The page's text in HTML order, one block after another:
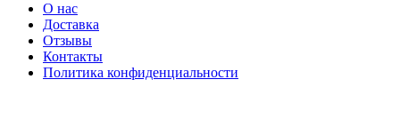
О нас
Доставка
Отзывы
Контакты
Политика конфиденциальности